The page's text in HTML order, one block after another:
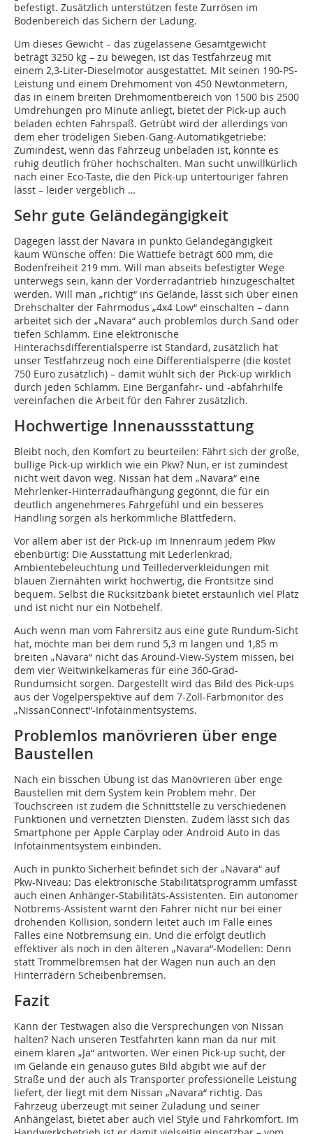
befestigt. Zusätzlich unterstützen feste Zurrösen im
Bodenbereich das Sichern der Ladung.
Um dieses Gewicht – das zugelassene Gesamtgewicht
beträgt 3250 kg – zu bewegen, ist das Testfahrzeug mit
einem 2,3-Liter-Dieselmotor ausgestattet. Mit seinen 190-PS-
Leistung und einem Drehmoment von 450 Newtonmetern,
das in einem breiten Drehmomentbereich von 1500 bis 2500
Umdrehungen pro Minute anliegt, bietet der Pick-up auch
beladen echten Fahrspaß. Getrübt wird der allerdings von
dem eher trödeligen Sieben-Gang-Automatikgetriebe:
Zumindest, wenn das Fahrzeug unbeladen ist, könnte es
ruhig deutlich früher hochschalten. Man sucht unwillkürlich
nach einer Eco-Taste, die den Pick-up untertouriger fahren
lässt – leider vergeblich …
Sehr gute Geländegängigkeit
Dagegen lässt der Navara in punkto Geländegängigkeit
kaum Wünsche offen: Die Wattiefe beträgt 600 mm, die
Bodenfreiheit 219 mm. Will man abseits befestigter Wege
unterwegs sein, kann der Vorderradantrieb hinzugeschaltet
werden. Will man „richtig“ ins Gelände, lässt sich über einen
Drehschalter der Fahrmodus „4x4 Low“ einschalten – dann
arbeitet sich der „Navara“ auch problemlos durch Sand oder
tiefen Schlamm. Eine elektronische
Hinterachsdifferentialsperre ist Standard, zusätzlich hat
unser Testfahrzeug noch eine Differentialsperre (die kostet
750 Euro zusätzlich) – damit wühlt sich der Pick-up wirklich
durch jeden Schlamm. Eine Berganfahr- und -abfahrhilfe
vereinfachen die Arbeit für den Fahrer zusätzlich.
Hochwertige Innenaussstattung
Bleibt noch, den Komfort zu beurteilen: Fährt sich der große,
bullige Pick-up wirklich wie ein Pkw? Nun, er ist zumindest
nicht weit davon weg. Nissan hat dem „Navara“ eine
Mehrlenker-Hinterradaufhängung gegönnt, die für ein
deutlich angenehmeres Fahrgefühl und ein besseres
Handling sorgen als herkömmliche Blattfedern.
Vor allem aber ist der Pick-up im Innenraum jedem Pkw
ebenbürtig: Die Ausstattung mit Lederlenkrad,
Ambientebeleuchtung und Teillederverkleidungen mit
blauen Ziernähten wirkt hochwertig, die Frontsitze sind
bequem. Selbst die Rücksitzbank bietet erstaunlich viel Platz
und ist nicht nur ein Notbehelf.
Auch wenn man vom Fahrersitz aus eine gute Rundum-Sicht
hat, möchte man bei dem rund 5,3 m langen und 1,85 m
breiten „Navara“ nicht das Around-View-System missen, bei
dem vier Weitwinkelkameras für eine 360-Grad-
Rundumsicht sorgen. Dargestellt wird das Bild des Pick-ups
aus der Vogelperspektive auf dem 7-Zoll-Farbmonitor des
„NissanConnect“-Infotainmentsystems.
Problemlos manövrieren über enge
Baustellen
Nach ein bisschen Übung ist das Manövrieren über enge
Baustellen mit dem System kein Problem mehr. Der
Touchscreen ist zudem die Schnittstelle zu verschiedenen
Funktionen und vernetzten Diensten. Zudem lässt sich das
Smartphone per Apple Carplay oder Android Auto in das
Infotainmentsystem einbinden.
Auch in punkto Sicherheit befindet sich der „Navara“ auf
Pkw-Niveau: Das elektronische Stabilitätsprogramm umfasst
auch einen Anhänger-Stabilitäts-Assistenten. Ein autonomer
Notbrems-Assistent warnt den Fahrer nicht nur bei einer
drohenden Kollision, sondern leitet auch im Falle eines
Falles eine Notbremsung ein. Und die erfolgt deutlich
effektiver als noch in den älteren „Navara“-Modellen: Denn
statt Trommelbremsen hat der Wagen nun auch an den
Hinterrädern Scheibenbremsen.
Fazit
Kann der Testwagen also die Versprechungen von Nissan
halten? Nach unseren Testfahrten kann man da nur mit
einem klaren „Ja“ antworten. Wer einen Pick-up sucht, der
im Gelände ein genauso gutes Bild abgibt wie auf der
Straße und der auch als Transporter professionelle Leistung
liefert, der liegt mit dem Nissan „Navara“ richtig. Das
Fahrzeug überzeugt mit seiner Zuladung und seiner
Anhängelast, bietet aber auch viel Style und Fahrkomfort. Im